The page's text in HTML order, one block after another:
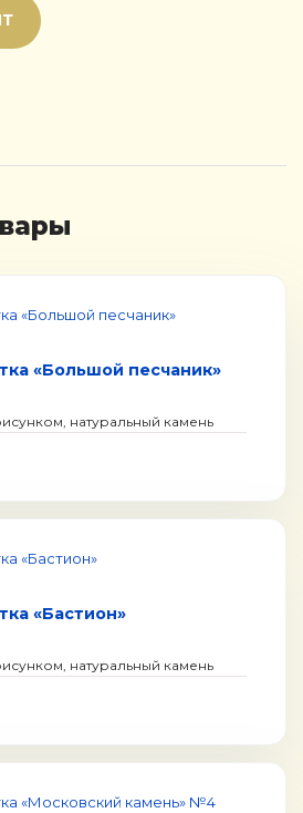
«Большой песчаник»
натуральный камень
«Бастион»
натуральный камень